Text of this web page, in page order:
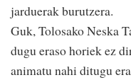
jarduerak burutzera.
Guk, Tolosako Neska
dugu eraso horiek ez
animatu nahi ditugu